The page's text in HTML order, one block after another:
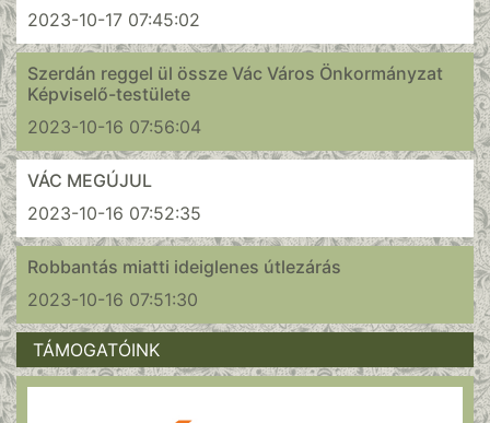
2023-10-17 07:45:02
Szerdán reggel ül össze Vác Város Önkormányzat
Képviselő-testülete
2023-10-16 07:56:04
VÁC MEGÚJUL
2023-10-16 07:52:35
Robbantás miatti ideiglenes útlezárás
2023-10-16 07:51:30
TÁMOGATÓINK